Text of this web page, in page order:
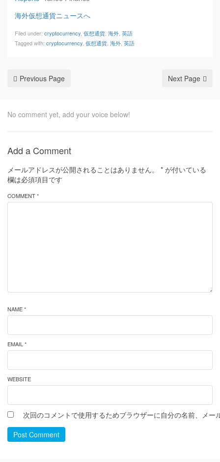
海外仮想通貨ニュースへ
Filed under: cryptocurrency 仮想通貨 海外 英語
Tagged with: cryptocurrency 仮想通貨 海外 英語
Previous Page Next Page
No comment yet, add your voice below!
Add a Comment
メールアドレスが公開されることはありません。 * が付いている
欄は必須項目です
COMMENT *
NAME *
EMAIL *
WEBSITE
次回のコメントで使用するためブラウザーに自分の名前、メー
Post Comment